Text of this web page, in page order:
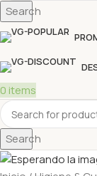
Search
0 items
Search